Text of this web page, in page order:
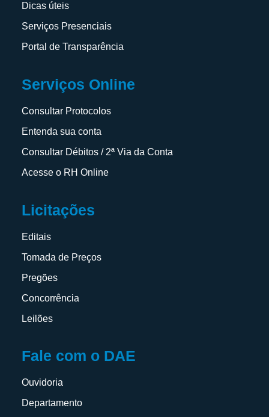
Dicas úteis
Serviços Presenciais
Portal de Transparência
Serviços Online
Consultar Protocolos
Entenda sua conta
Consultar Débitos / 2ª Via da Conta
Acesse o RH Online
Licitações
Editais
Tomada de Preços
Pregões
Concorrência
Leilões
Fale com o DAE
Ouvidoria
Departamento